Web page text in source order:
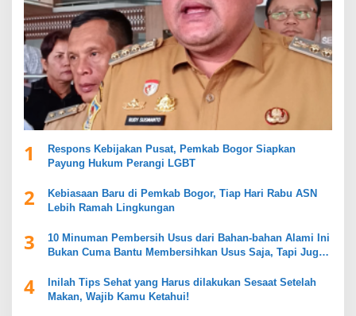
1
Respons Kebijakan Pusat, Pemkab Bogor Siapkan
Payung Hukum Perangi LGBT
2
Kebiasaan Baru di Pemkab Bogor, Tiap Hari Rabu ASN
Lebih Ramah Lingkungan
3
10 Minuman Pembersih Usus dari Bahan-bahan Alami Ini
Bukan Cuma Bantu Membersihkan Usus Saja, Tapi Juga
4
Inilah Tips Sehat yang Harus dilakukan Sesaat Setelah
Makan, Wajib Kamu Ketahui!